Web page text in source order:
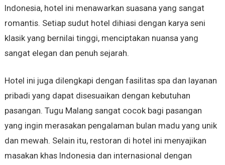
Indonesia, hotel ini menawarkan suasana yang sangat
romantis. Setiap sudut hotel dihiasi dengan karya seni
klasik yang bernilai tinggi, menciptakan nuansa yang
sangat elegan dan penuh sejarah.
Hotel ini juga dilengkapi dengan fasilitas spa dan layanan
pribadi yang dapat disesuaikan dengan kebutuhan
pasangan. Tugu Malang sangat cocok bagi pasangan
yang ingin merasakan pengalaman bulan madu yang unik
dan mewah. Selain itu, restoran di hotel ini menyajikan
masakan khas Indonesia dan internasional dengan